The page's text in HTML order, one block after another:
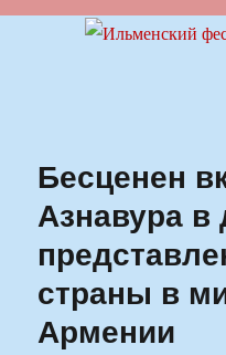
Ильменский
Бесценен
Азнавура в
страны в
Армении